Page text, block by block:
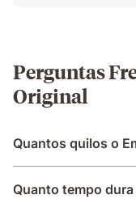
Perguntas
Original
Quantos quilos o
Quanto tempo